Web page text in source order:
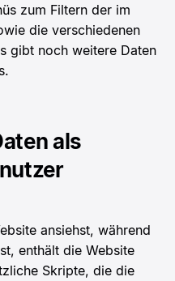
zum Filtern der im
die verschiedenen
gibt noch weitere Daten
als
ansiehst, während
enthält die Website
Skripte, die die